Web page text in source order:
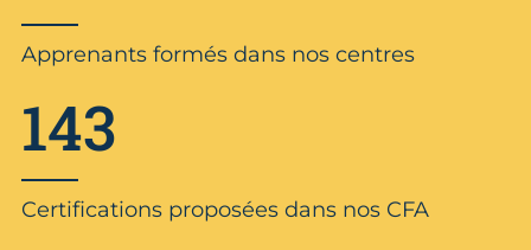
Apprenants formés dans nos centres
143
Certifications proposées dans nos CFA